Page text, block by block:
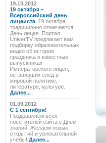
19.10.2012
19 октября –
Всероссийский день
лицеиста 19 октября
традиционно отмечается
День лицея. Портал
UniverTV предлагает вам
подборку образовательных
видео об истории
праздника и известных
выпускниках
Императорского лицея,
оставивших след в
мировой политике,
литературе, культуре.
Далее...
01.09.2012
C 1 сентября!
Поздравляем всех
посетителей сайта с Днём
знаний! Желаем новых
открытий и увлекательной
учёбы! Далее...